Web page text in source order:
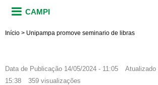
CAMPI
Início > Unipampa promove seminario de libras
Data de Publicação 14/05/2024 - 11:05 Atualizado
15:38
359 visualizações